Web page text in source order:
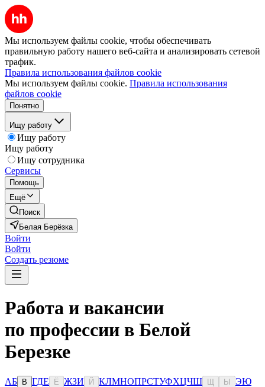
Мы используем файлы cookie, чтобы обеспечивать
правильную работу нашего веб-сайта и анализировать сетевой
трафик.
Правила использования файлов cookie
Мы используем файлы cookie. Правила использования
файлов cookie
Понятно
Ищу работу
Ищу работу
Ищу работу
Ищу сотрудника
Сервисы
Помощь
Ещё
Поиск
Белая Берёзка
Войти
Войти
Создать резюме
Работа и вакансии
по профессии в Белой
Березке
АБ В ГДЕ Ё ЖЗИ Й КЛМНОПРСТУФХЦЧШ Ы ЭЮ